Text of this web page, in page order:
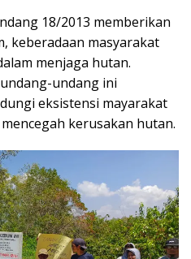
18/2013 memberikan
keberadaan masyarakat
menjaga hutan.
undang ini
eksistensi mayarakat
kerusakan hutan.